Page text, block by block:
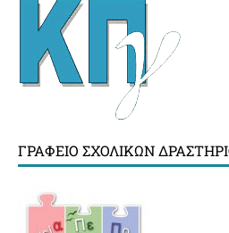
ΓΡΑΦΕΊΟ ΣΧΟΛΙΚΏΝ